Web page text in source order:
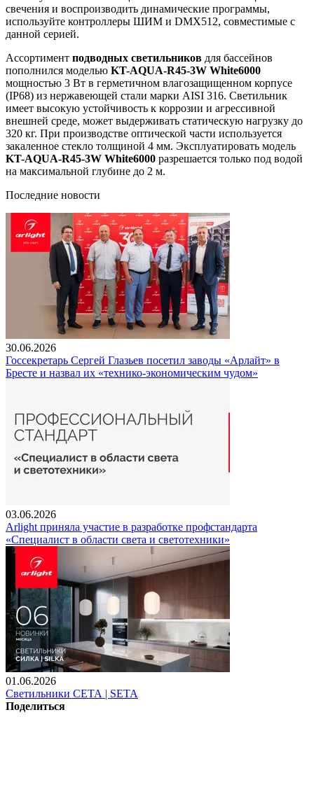
свечения и воспроизводить динамические программы,
используйте контроллеры ШИМ и DMX512, совместимые с
данной серией.
Ассортимент подводных светильников для бассейнов
пополнился моделью KT-AQUA-R45-3W White6000
мощностью 3 Вт в герметичном влагозащищенном корпусе
(IP68) из нержавеющей стали марки AISI 316. Светильник
имеет высокую устойчивость к коррозии и агрессивной
внешней среде, может выдерживать статическую нагрузку до
320 кг. При производстве оптической части используется
закаленное стекло толщиной 4 мм. Эксплуатировать модель
KT-AQUA-R45-3W White6000 разрешается только под водой
на максимальной глубине до 2 м.
Последние новости
30.06.2026
Госсекретарь Сергей Глазьев посетил заводы «Арлайт» в
Бресте и назвал их «технико-экономическим чудом»
03.06.2026
Arlight приняла участие в разработке профстандарта
«Специалист в области света и светотехники»
01.06.2026
Светильники СЕТА | SETA
Поделиться